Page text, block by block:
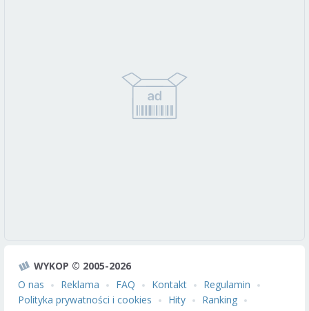
WYKOP © 2005-2026
O nas
Reklama FAQ Kontakt
Regulamin
Polityka prywatności i cookies
Hity
Ranking